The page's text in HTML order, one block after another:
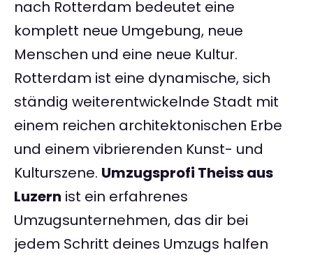
nach Rotterdam bedeutet eine
komplett neue Umgebung, neue
Menschen und eine neue Kultur.
Rotterdam ist eine dynamische, sich
ständig weiterentwickelnde Stadt mit
einem reichen architektonischen Erbe
und einem vibrierenden Kunst- und
Kulturszene. Umzugsprofi Theiss aus
Luzern ist ein erfahrenes
Umzugsunternehmen, das dir bei
jedem Schritt deines Umzugs halfen